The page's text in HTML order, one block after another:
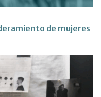
de mujeres